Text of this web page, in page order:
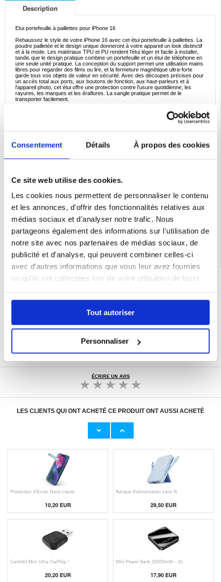
Consentement Détails À propos des cookies
Ce site web utilise des cookies.
Les cookies nous permettent de personnaliser le contenu
et les annonces, d'offrir des fonctionnalités relatives aux
médias sociaux et d'analyser notre trafic. Nous
partageons également des informations sur l'utilisation de
notre site avec nos partenaires de médias sociaux, de
publicité et d'analyse, qui peuvent combiner celles-ci
avec d'autres informations que vous leur avez fournies
ou qu'ils ont collectées lors de votre utilisation de leurs
Tout autoriser
Personnaliser
Description
Etui portefeuille à paillettes pour iPhone 16
Rehaussez le style de votre iPhone 16 avec cet étui portefeuille à paillettes. La
poudre pailletée et le design unique donneront à votre appareil un look distinctif
et à la mode. Les matériaux TPU et PU rendent l'étui léger et facile à installer,
tandis que le design pratique combine un portefeuille et un étui de téléphone en
une seule unité pratique. La conception du support permet une utilisation mains
libres pour regarder des films ou lire, et la fermeture magnétique ultra-forte
garde tous vos objets de valeur en sécurité. Avec des découpes précises pour
un accès total aux ports, aux boutons de fonction, aux haut-parleurs et à
l'appareil photo, cet étui offre une protection contre l'usure quotidienne, les
rayures, les marques et les éraflures. La sangle pratique permet de le
transporter facilement.
- Conception de support pour une utilisation mains libres
- Fermeture magnétique ultra résistante
- Protection contre l'usure, les rayures, les marques et les éraflures
EAN: 5714122514639
Catégories associées:Accessoires téléphone,Coque & Accessoires iPhone
iPhone 16 Coque & Accessoires
LIVRAISON RAPIDE
POLITIQUE DE RETOUR DE 30 JOURS
PLUS DE 8 000 000 DE CLIENTS
ÉCRIRE UN AVIS
LES CLIENTS QUI ONT ACHETÉ CE PRODUIT ONT AUSSI ACHETÉ
Câble Apple Lightning d'Origin
Protecteur d'Écran Nano Liquid
10,20 EUR
Banque d'alimentation sans fil
29,50 EUR
Carlinkit Mini Ultra CarPlay /
20,20 EUR
Mini Power Bank 20000mAh - 2x
17,90 EUR